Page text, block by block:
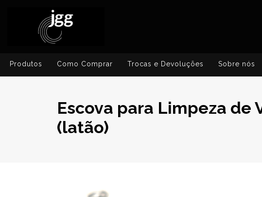
Produtos Como Comprar Trocas e Devoluções Sobre nós
Escova para Limpeza de
(latão)